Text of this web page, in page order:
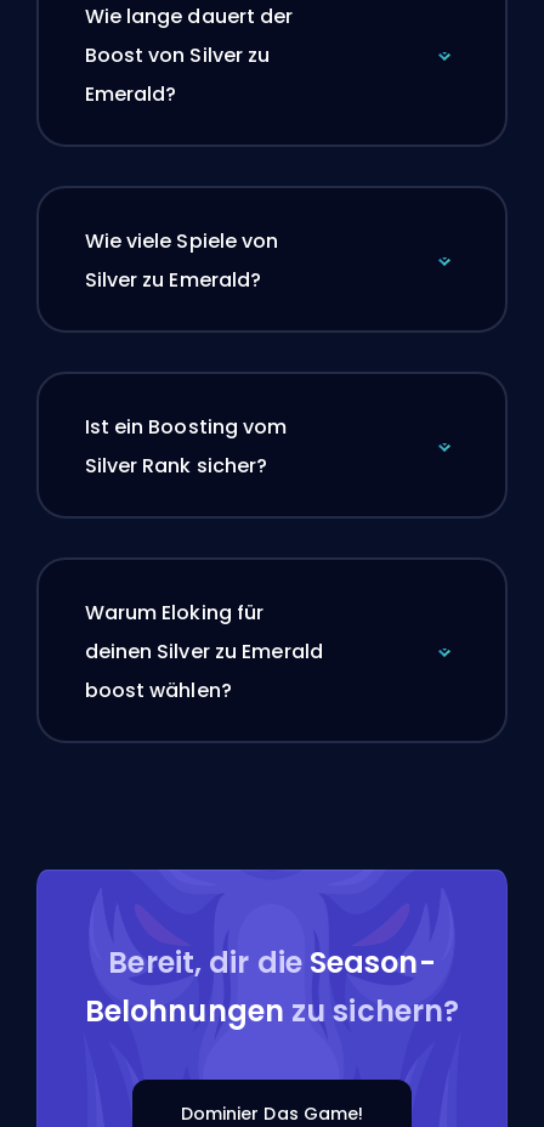
Wie lange dauert der
Boost von Silver zu
Emerald?
Wie viele Spiele von
Silver zu Emerald?
Ist ein Boosting vom
Silver Rank sicher?
Warum Eloking für
deinen Silver zu Emerald
boost wählen?
Bereit, dir die Season-
Belohnungen zu sichern?
Dominier Das Game!